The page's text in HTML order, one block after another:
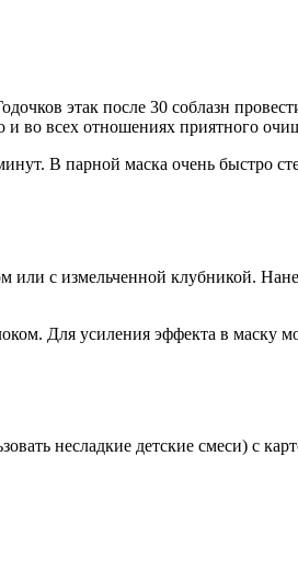
этак после 30 соблазн
во всех отношениях приятного
В парной маска очень быстро
с измельченной клубникой.
Для усиления эффекта в маску
несладкие детские смеси) с